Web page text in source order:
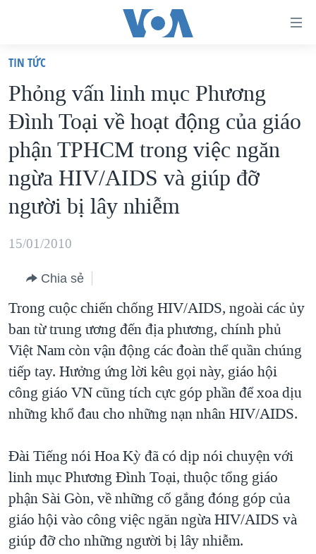
truy
cập
Tới
nội
dung
chính
Tới
hướng
chính
tới
"Tìm"
VIỆT NAM
HOA KỲ
BIỂN ĐÔNG
THẾ GIỚI
BLOG
MỤC
TỰ DO BÁO CHÍ
VẠCH TRẦN TIN GIẢ
NGƯỜI VIỆT HẢI NGOẠI
ĐỜI SỐNG
KINH TẾ
KHOA HỌC
VĂN HOÁ
THỂ THAO
CHUYÊN ĐỀ
CHIẾN TRANH THƯƠNG MẠI CỦA MỸ: QUÁ KHỨ VÀ HIỆN
TẠI
HÀNH TRÌNH BẦU CỬ 2024
MỘT NĂM CHIẾN TRANH TẠI DẢI GAZA
GIẢI MÃ VÀNH ĐAI & CON ĐƯỜNG
NGÀY TỊ NẠN THẾ GIỚI
GROUND ZERO – XƯA VÀ NAY
CHI PHÍ CHIẾN TRANH AFGHANISTAN
CÁC GIÁ TRỊ CỘNG HÒA Ở VIỆT NAM
THƯỢNG ĐỈNH TRUMP-KIM TẠI VIỆT NAM
HỌC TIẾNG ANH
VIDEO
NGHE
MẠNG XÃ HỘI
Ngôn ngữ khác
TIN TỨC
Phỏng vấn linh mục Phương
Đình Toại về hoạt động của giáo
phận TPHCM trong việc ngăn
ngừa HIV/AIDS và giúp đỡ
người bị lây nhiễm
15/01/2010
Chia sẻ
Trong cuộc chiến chống HIV/AIDS, ngoài các ủy
ban từ trung ương đến địa phương, chính phủ
Việt Nam còn vận động các đoàn thể quần chúng
tiếp tay. Hưởng ứng lời kêu gọi này, giáo hội
công giáo VN cũng tích cực góp phần để xoa dịu
những khổ đau cho những nạn nhân HIV/AIDS.
Đài Tiếng nói Hoa Kỳ đã có dịp nói chuyện với
linh mục Phương Đình Toại, thuộc tổng giáo
phận Sài Gòn, về những cố gắng đóng góp của
giáo hội vào công việc ngăn ngừa HIV/AIDS và
giúp đỡ cho những người bị lây nhiễm.